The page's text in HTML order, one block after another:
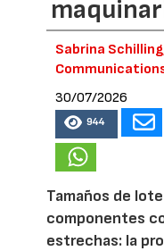
Sabrina
30/07/2026
944
Tamaños de
componentes
estrechas: la